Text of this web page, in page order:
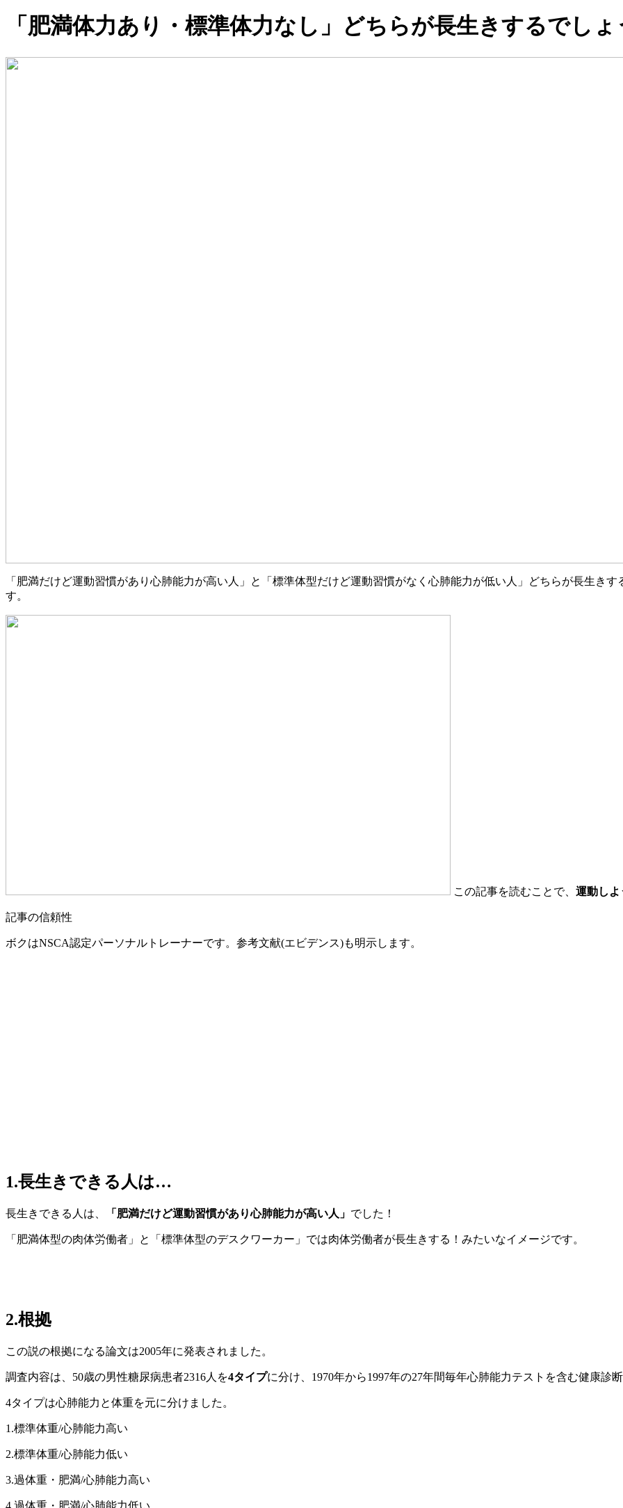
「肥満体力あり・標準体力なし」どちらが長生きするでし
「肥満だけど運動習慣があり心肺能力が高い人」と「標準体型だけど運動習慣がなく心肺能力が低い人」どちらが長生き
す。
この記事を読むことで、 運動しよ
記事の信頼性
ボクはNSCA認定パーソナルトレーナーです。参考文献(エビデンス)も明示します。
1.長生きできる人は…
長生きできる人は、 「肥満だけど運動習慣があり心肺能力が高い人」 でした！
「肥満体型の肉体労働者」と「標準体型のデスクワーカー」では肉体労働者が長生きする！みたいなイメージです。
2.根拠
この説の根拠になる論文は2005年に発表されました。
調査内容は、50歳の男性糖尿病患者2316人を4タイプに分け、1970年から1997年の27年間毎年心肺能力テストを含む健康診
4タイプは心肺能力と体重を元に分けました。
1.標準体重/心肺能力高い
2.標準体重/心肺能力低い
3.過体重・肥満/心肺能力高い
4.過体重・肥満/心肺能力低い